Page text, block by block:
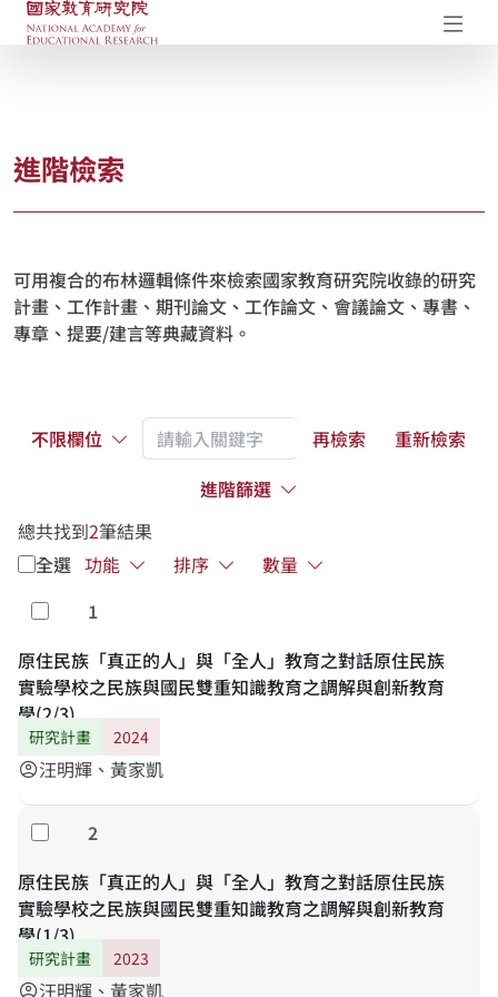
國家教育研究院-研究成果典藏庫
進階檢索
可用複合的布林邏輯條件來檢索國家教育研究院收錄的研究
計畫、工作計畫、期刊論文、工作論文、會議論文、專書、
專章、提要/建言等典藏資料。
不限欄位 再檢索
重新檢索
進階篩選
總共找到2筆結果
全選 功能 排序
數量
勾選
1
原住民族「真正的人」與「全人」教育之對話原住民族
實驗學校之民族與國民雙重知識教育之調解與創新教育
學(2/3)
研究計畫 2024
account_circle汪明輝、黃家凱
勾選
2
原住民族「真正的人」與「全人」教育之對話原住民族
實驗學校之民族與國民雙重知識教育之調解與創新教育
學(1/3)
研究計畫 2023
account_circle汪明輝、黃家凱